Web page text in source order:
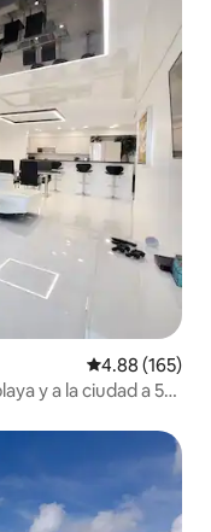
Calificación
4.88 (165)
y a la ciudad a 5